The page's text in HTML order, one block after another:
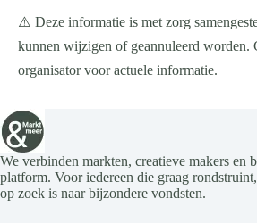
⚠️ Deze informatie is met zorg
kunnen wijzigen of geannuleerd worden.
organisator voor actuele informatie.
We verbinden markten, creatieve makers en
platform. Voor iedereen die graag
op zoek is naar bijzondere vondsten.